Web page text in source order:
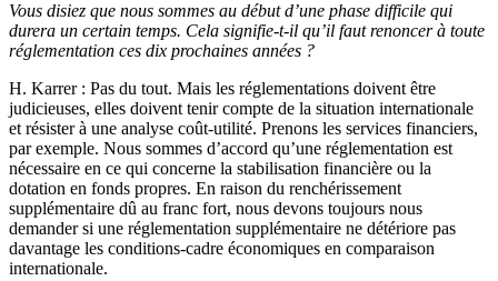
Vous disiez que nous sommes au début d’une phase difficile qui
durera un certain temps. Cela signifie-t-il qu’il faut renoncer à toute
réglementation ces dix prochaines années ?
H. Karrer: Pas du tout. Mais les réglementations doivent être
judicieuses, elles doivent tenir compte de la situation internationale
et résister à une analyse coût-utilité. Prenons les services financiers,
par exemple. Nous sommes d’accord qu’une réglementation est
nécessaire en ce qui concerne la stabilisation financière ou la
dotation en fonds propres. En raison du renchérissement
supplémentaire dû au franc fort, nous devons toujours nous
demander si une réglementation supplémentaire ne détériore pas
davantage les conditions-cadre économiques en comparaison
internationale.